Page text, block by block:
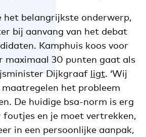
het belangrijkste onderwerp,
bij aanvang van het debat
Kamphuis koos voor
maximaal 30 punten gaat als
Dijkgraaf ligt. ‘Wij
maatregelen het probleem
De huidige bsa-norm is erg
en je moet vertrekken,
in een persoonlijke aanpak,